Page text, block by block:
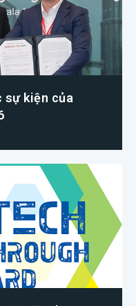
sự kiện của